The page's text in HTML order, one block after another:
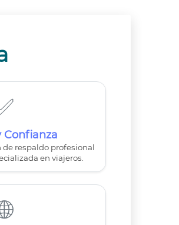
Confianza
respaldo profesional
en viajeros.